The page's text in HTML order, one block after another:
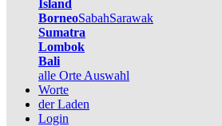
Island
BorneoSabahSarawak
Sumatra
Lombok
Bali
alle Orte Auswahl
Worte
der Laden
Login